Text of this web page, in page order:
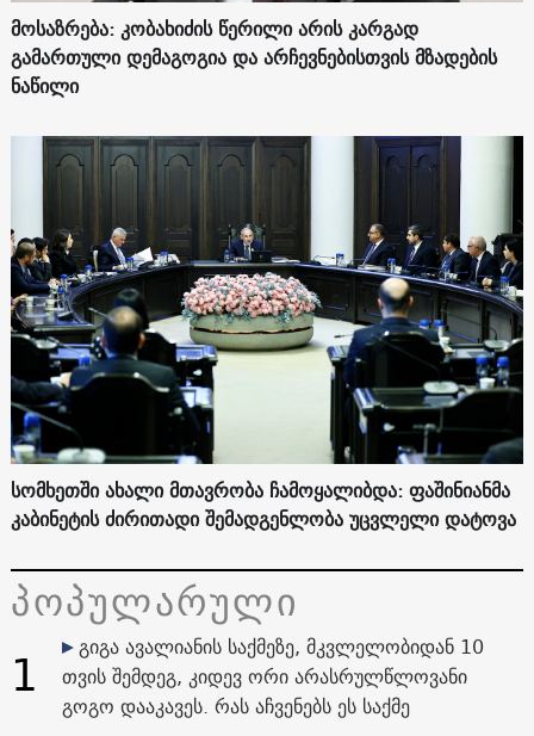
მოსაზრება: კობახიძის წერილი არის კარგად
გამართული დემაგოგია და არჩევნებისთვის მზადების
ნაწილი
სომხეთში ახალი მთავრობა ჩამოყალიბდა: ფაშინიანმა
კაბინეტის ძირითადი შემადგენლობა უცვლელი დატოვა
პოპულარული
1
გიგა ავალიანის საქმეზე, მკვლელობიდან 10
თვის შემდეგ, კიდევ ორი არასრულწლოვანი
გოგო დააკავეს. რას აჩვენებს ეს საქმე